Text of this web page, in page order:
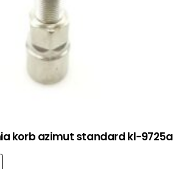
korb azimut standard kl-9725a